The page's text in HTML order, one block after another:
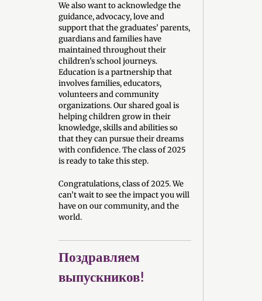
We also want to acknowledge the
guidance, advocacy, love and
support that the graduates’ parents,
guardians and families have
maintained throughout their
children’s school journeys.
Education is a partnership that
involves families, educators,
volunteers and community
organizations. Our shared goal is
helping children grow in their
knowledge, skills and abilities so
that they can pursue their dreams
with confidence. The class of 2025
is ready to take this step.
Congratulations, class of 2025. We
can’t wait to see the impact you will
have on our community, and the
world.
Поздравляем
выпускников!